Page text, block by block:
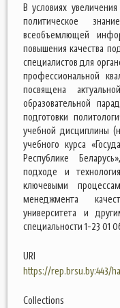
В условиях
политическое
всеобъемлющей
повышения качества
специалистов для
профессиональной
посвящена
образовательной
подготовки
учебной дисциплины
учебного курса
Республике
подходе и
ключевыми
менеджмента
университета и
специальности 1-23 01
URI
https://rep.brsu.by:443/
Collections